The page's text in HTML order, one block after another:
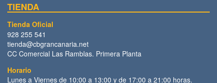
TIENDA
Tienda Oficial
928 255 541
tienda@cbgrancanaria.net
CC Comercial Las Ramblas. Primera Planta
Horario
Lunes a Viernes de 10:00 a 13:00 y de 17:00 a 21:00 horas.